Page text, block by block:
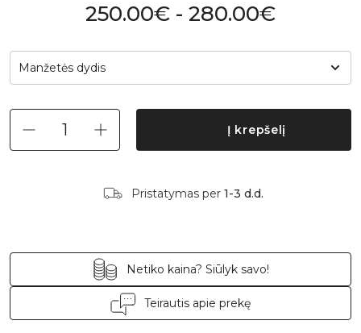
250.00€ - 280.00€
Manžetės dydis
Į krepšelį
Pristatymas per 1-3 d.d.
Netiko kaina? Siūlyk savo!
Teirautis apie prekę